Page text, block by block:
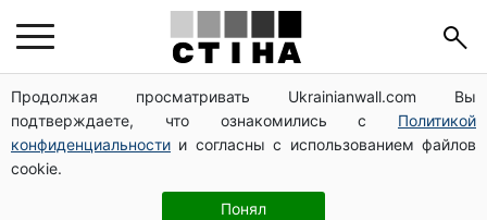
Продолжая просматривать Ukrainianwall.com Вы
подтверждаете, что ознакомились с Политикой
конфиденциальности и согласны с использованием файлов
cookie.
Понял
Мавики, зарядные станции и аппараты для
реанимации: Христианский корпус передал груз на
Запорожское и Покровское направления
Может ли Почтовая площадь стать главной точкой
входа в исторический Киев